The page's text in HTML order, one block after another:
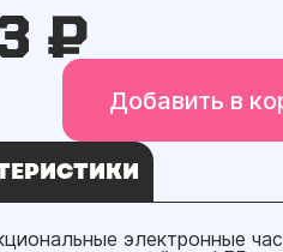
₽
Добавить в
электронные